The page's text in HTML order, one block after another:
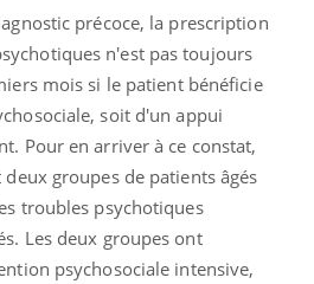
précoce, la prescription
n'est pas toujours
mois si le patient bénéficie
soit d'un appui
Pour en arriver à ce constat,
groupes de patients âgés
troubles psychotiques
Les deux groupes ont
psychosociale intensive,